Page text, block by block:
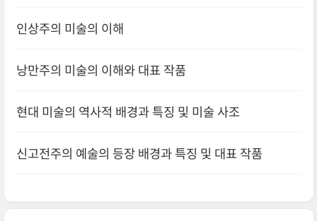
인상주의 미술의 이해
낭만주의 미술의 이해와 대표 작품
현대 미술의 역사적 배경과 특징 및 미술 사조
신고전주의 예술의 등장 배경과 특징 및 대표 작품